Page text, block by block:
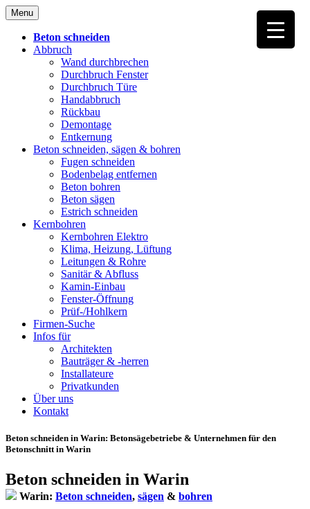
Skip
to
content
Menu
Beton schneiden
Abbruch
Wand durchbrechen
Durchbruch Fenster
Durchbruch Türe
Handabbruch
Rückbau
Demontage
Entkernung
Beton schneiden, sägen & bohren
Fugen schneiden
Bodenbelag entfernen
Beton bohren
Beton sägen
Estrich schneiden
Kernbohren
Kernbohren Elektro
Klima, Heizung, Lüftung
Leitungen & Rohre
Sanitär & Abfluss
Kamin-Einbau
Fenster-Öffnung
Prüf-/Hohlkern
Firmen-Suche
Infos für
Architekten
Bauträger & -herren
Installateure
Privatkunden
Über uns
Kontakt
Beton schneiden in Warin: Betonsägebetriebe & Unternehmen für den
Betonschnitt in Warin
Beton schneiden in Warin
Warin: Beton schneiden, sägen & bohren